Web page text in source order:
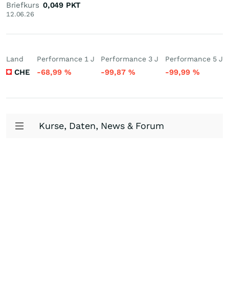
Briefkurs
12.06.26
0,049 PKT
Land
CHE
Performance 1 J
-68,99 %
Performance 3 J
-99,87%
Performance 5 J
-99,99 %
Kurse, Daten, News & Forum